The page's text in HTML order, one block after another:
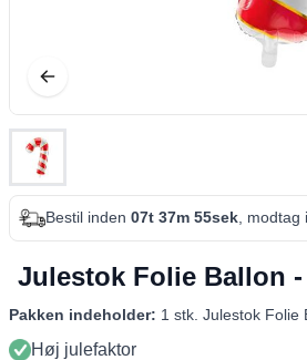
Bestil inden 07t 37m 54sek, modtag
Julestok Folie Ballon -
Pakken indeholder: 1 stk. Julestok Folie
Høj julefaktor